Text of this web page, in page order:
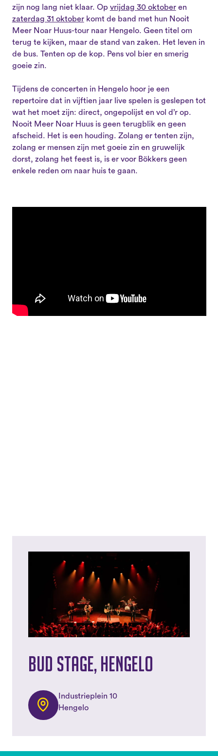
zijn nog lang niet klaar. Op vrijdag 30 oktoberen
zaterdag 31 oktoberkomt de band met hun Nooit
Meer Noar Huus-tour naar Hengelo. Geen titel om
terug te kijken, maar de stand van zaken. Het leven in
de bus. Tenten op de kop. Pens vol bier en smerig
goeie zin.
Tijdens de concerten in Hengelo hoor je een
repertoire dat in vijftien jaar live spelen is geslepen tot
wat het moet zijn: direct, ongepolijst en vol d’r op.
Nooit Meer Noar Huus is geen terugblik en geen
afscheid. Het is een houding. Zolang er tenten zijn,
zolang er mensen zijn met goeie zin en gruwelijk
dorst, zolang het feest is, is er voor Bökkers geen
enkele reden om naar huis te gaan.
Bud Stage, Hengelo
Industrieplein 10
Hengelo